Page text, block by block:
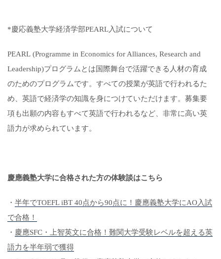
*慶応義塾大学経済学部PEARL入試について
PEARL (Programme in Economics for Alliances, Research and
Leadership)プログラムとは国際舞台で活躍できる人材の育成
のためのプログラムです。すべての授業が英語で行われるた
め、英語で経済学の知識を身につけていただけます。募集要
項も出願の内容もすべて英語で行われるなど、非常に高い英
語力が求められています。
慶應義塾大学に合格された方の体験談はこちら
・ 半年でTOEFL iBT 40点から90点に！慶應義塾大学にAO入試
で合格！
・ 慶應SFC・上智英文に合格！難関大学受験レベルを超える英
語力を半年弱で獲得